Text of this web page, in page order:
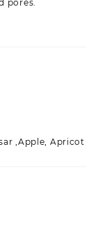
pores.
,Apple, Apricot